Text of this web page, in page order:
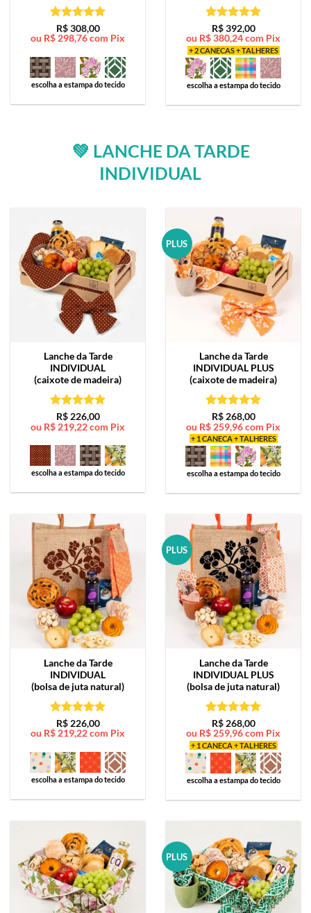
Avaliação5
de 5
R$308,00
ou R$298,76com Pix
escolha a estampa do tecido
Avaliação5
de 5
R$392,00
ou R$380,24com Pix
+ 2 CANECAS + TALHERES
escolha a estampa do tecido
💚 LANCHE DA TARDE
INDIVIDUAL
Lanche da Tarde
INDIVIDUAL
(caixote de madeira)
Avaliação5
de 5
R$226,00
ou R$ 219,22com Pix
escolha a estampa do tecido
PLUS
Lanche da Tarde
INDIVIDUAL PLUS
(caixote de madeira)
Avaliação5
de 5
R$268,00
ou R$ 259,96com Pix
+ 1 CANECA + TALHERES
escolha a estampa do tecido
Lanche da Tarde
INDIVIDUAL
(bolsa de juta natural)
Avaliação5
de 5
R$226,00
ou R$219,22com Pix
escolha a estampa do tecido
PLUS
Lanche da Tarde
INDIVIDUAL PLUS
(bolsa de juta natural)
Avaliação5
de 5
R$268,00
ou R$259,96com Pix
+ 1 CANECA + TALHERES
escolha a estampa do tecido
PLUS